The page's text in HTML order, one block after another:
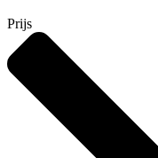
Prijs